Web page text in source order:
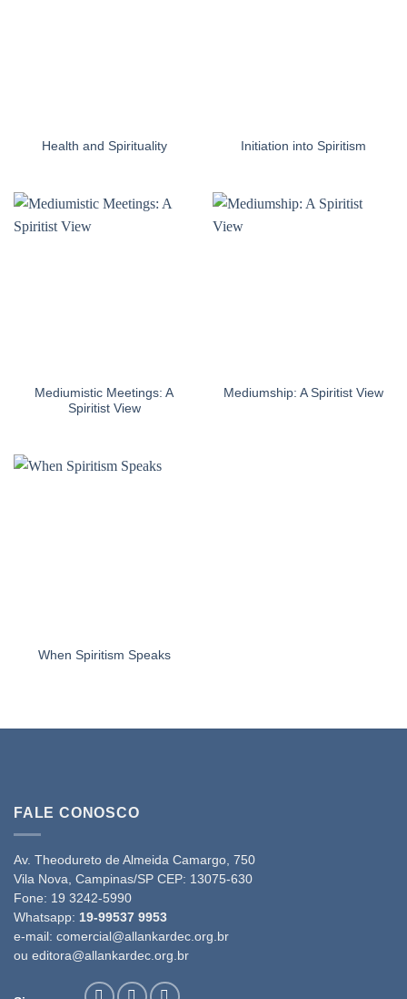
Health and Spirituality Initiation into Spiritism
Mediumistic Meetings: A
Spiritist View
Mediumship: A Spiritist View
When Spiritism Speaks
FALE CONOSCO
Av. Theodureto de Almeida Camargo, 750
Vila Nova, Campinas/SP CEP: 13075-630
Fone: 19 3242-5990
Whatsapp: 19-99537 9953
e-mail: comercial@allankardec.org.br
ou editora@allankardec.org.br